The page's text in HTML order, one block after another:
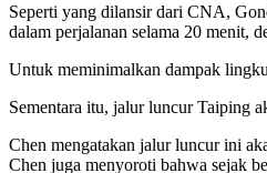
Seperti yang dilansir dari CNA,
dalam perjalanan selama 20 menit,
Untuk meminimalkan dampak
Sementara itu, jalur luncur Taiping
Chen mengatakan jalur luncur ini
Chen juga menyoroti bahwa sejak